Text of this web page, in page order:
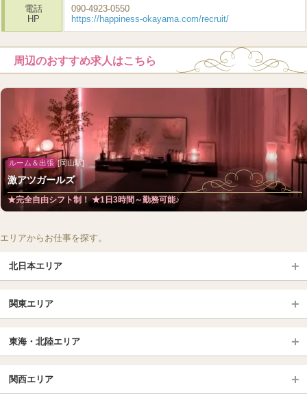
電話
HP
090-4923-0550
https://happiness-okayama.com/recruit/
周辺のおすすめ求人はこちら
ルーム＆出張[岡山駅]
激アツガールズ
★完全自由シフト制！ ★1日3時間～勤務可能♪
エリアからお仕事を探す。
北日本エリア
北海道（札幌・旭川・函館）
青森
岩手 (盛岡・北上)
福島 (いわき・郡山)
山形
長野・松本・上田
関東エリア
大宮・浦和・川口
越谷・春日部
東海・北陸エリア
関西エリア